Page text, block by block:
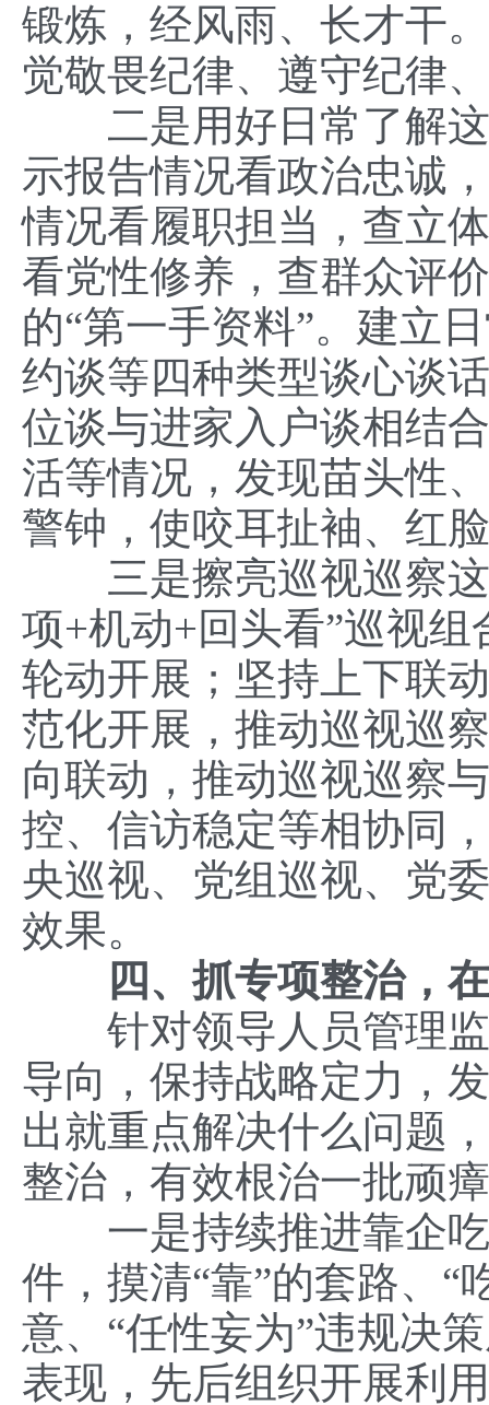
锻炼，经风雨、长才干
觉敬畏纪律、遵守纪律
二是用好日常了解这
示报告情况看政治忠诚
情况看履职担当，查立
看党性修养，查群众评
的“第一手资料”。建立
约谈等四种类型谈心谈
位谈与进家入户谈相结
活等情况，发现苗头性
警钟，使咬耳扯袖、红
三是擦亮巡视巡察这
项+机动+回头看”巡视
轮动开展；坚持上下联
范化开展，推动巡视巡
向联动，推动巡视巡察
控、信访稳定等相协同
央巡视、党组巡视、党
效果。
四、抓专项整治，
针对领导人员管理监
导向，保持战略定力，
出就重点解决什么问题
整治，有效根治一批顽
一是持续推进靠企吃
件，摸清“靠”的套路、“
意、“任性妄为”违规决
表现，先后组织开展利